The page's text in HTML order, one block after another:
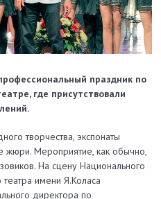
праздник по
где присутствовали
творчества, экспонаты
жюри. Мероприятие, как обычно,
На сцену Национального
имени Я.Коласа
директора по